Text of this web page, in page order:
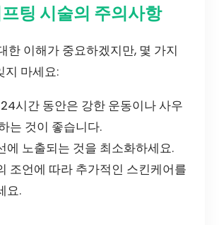
팅 시술의 주의사항
한 이해가 중요하겠지만, 몇 가지
지 마세요:
시간 동안은 강한 운동이나 사우
는 것이 좋습니다.
에 노출되는 것을 최소화하세요.
조언에 따라 추가적인 스킨케어를
요.